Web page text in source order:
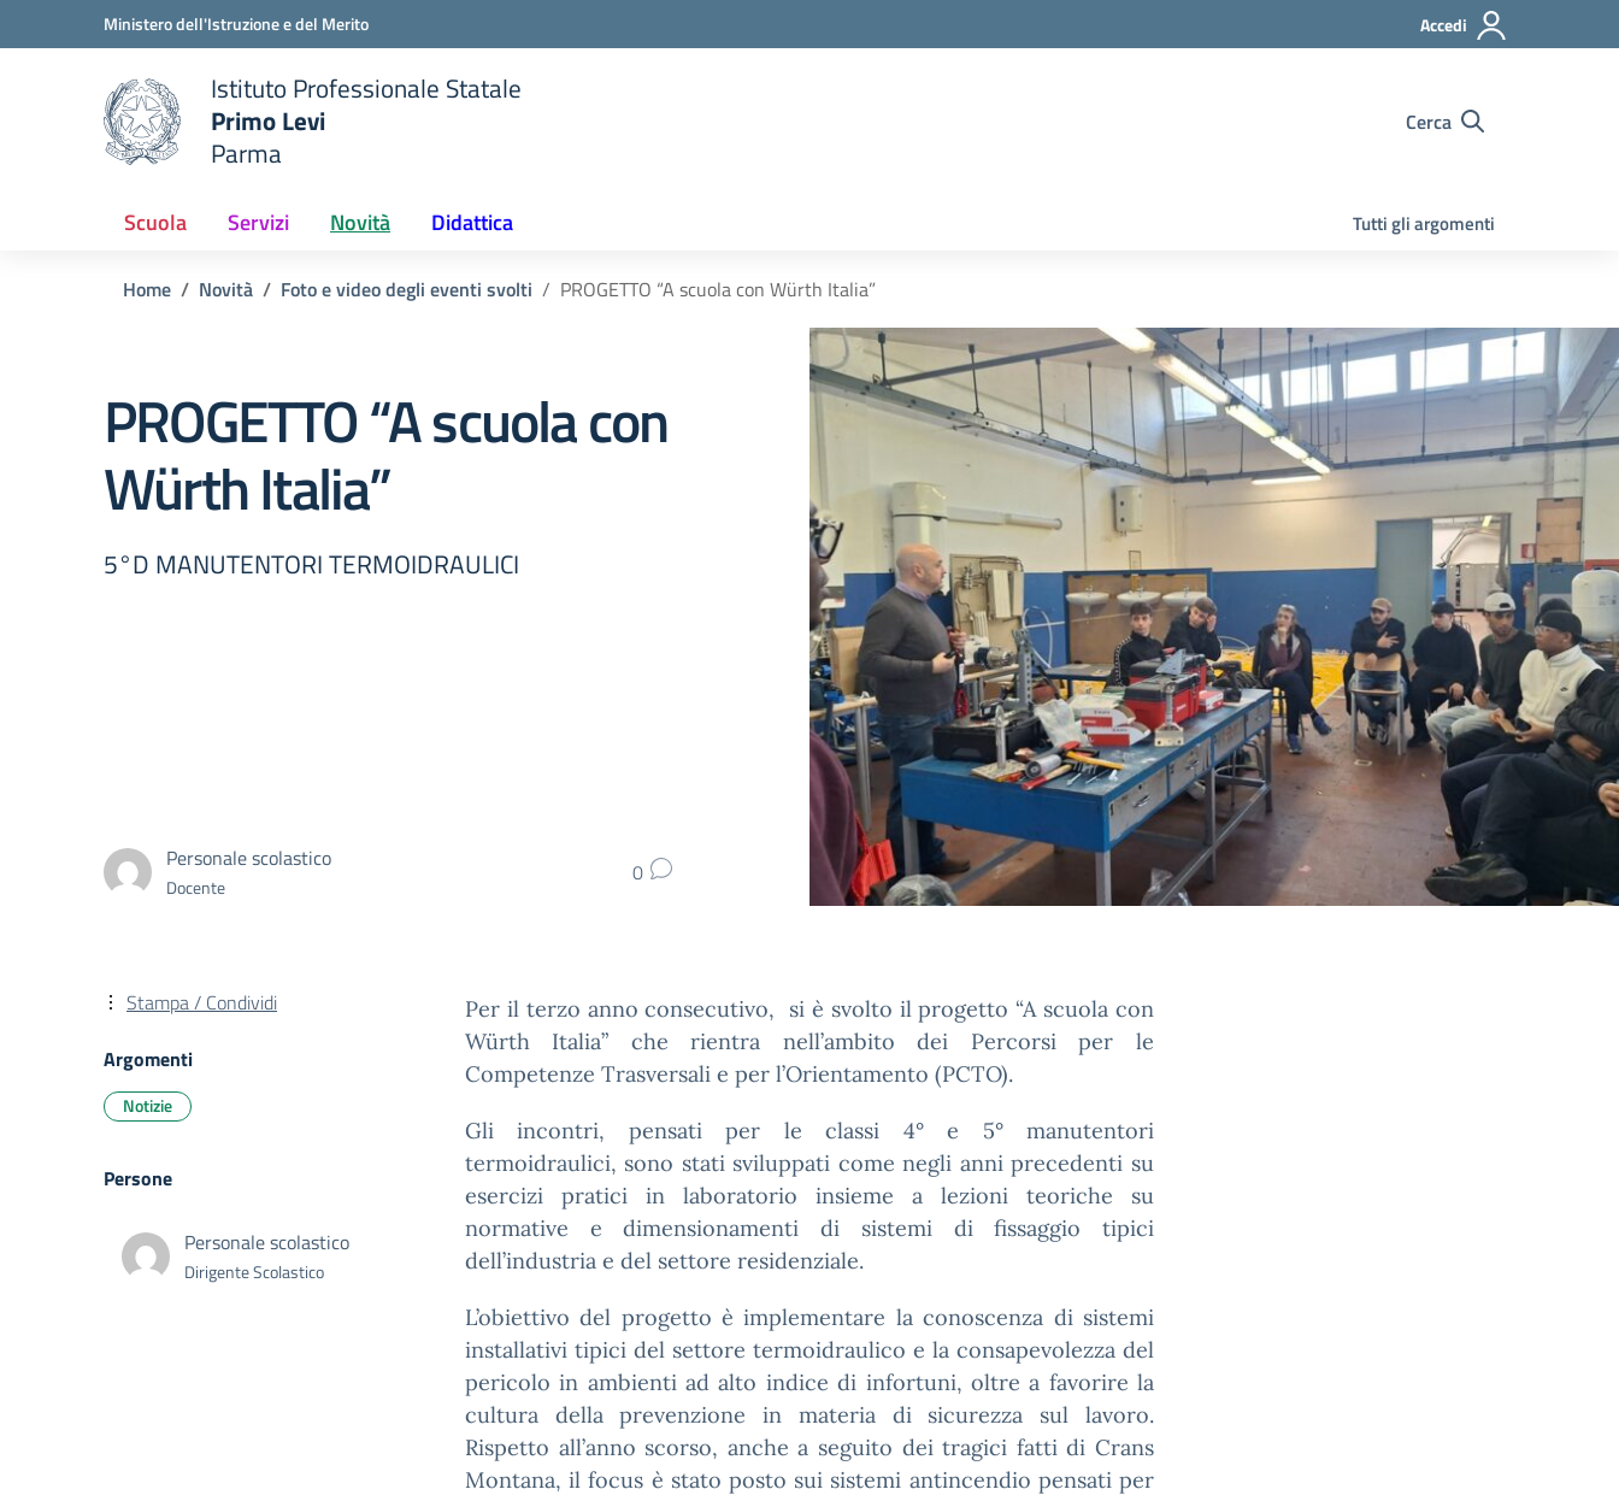
Vai ai contenuti
Vai al menu di navigazioneMinistero dell'Istruzione e del Merito Accedi
scuola
Istituto Professionale Statale
Primo Levi
Parma
Cerca
Scuola Servizi Novità Didattica Tutti gli argomenti
Home Novità Foto e video degli eventi svolti PROGETTO “A scuola con Würth Italia”
PROGETTO “A scuola con
Würth Italia”
5°D MANUTENTORI TERMOIDRAULICI
Personale scolastico
Docente 0
Per il terzo anno consecutivo, si è svolto il progetto “A scuola con
Würth Italia” che rientra nell’ambito dei Percorsi per le
Competenze Trasversali e per l’Orientamento (PCTO).
Gli incontri, pensati per le classi 4° e 5° manutentori
termoidraulici, sono stati sviluppati come negli anni precedenti su
esercizi pratici in laboratorio insieme a lezioni teoriche su
normative e dimensionamenti di sistemi di fissaggio tipici
dell’industria e del settore residenziale.
L’obiettivo del progetto è implementare la conoscenza di sistemi
installativi tipici del settore termoidraulico e la consapevolezza del
pericolo in ambienti ad alto indice di infortuni, oltre a favorire la
cultura della prevenzione in materia di sicurezza sul lavoro.
Rispetto all’anno scorso, anche a seguito dei tragici fatti di Crans
Montana, il focus è stato posto sui sistemi antincendio pensati per
Stampa / Condividi
Argomenti
Notizie
Persone
Personale scolastico
Dirigente Scolastico